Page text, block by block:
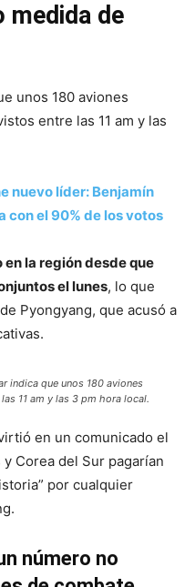
medida de
unos 180 aviones
entre las 11 am y las
nuevo líder: Benjamín
con el 90% de los votos
la región desde que
el lunes, lo que
Pyongyang, que acusó a
indica que unos 180 aviones
11 am y las 3 pm hora local.
en un comunicado el
Corea del Sur pagarían
por cualquier
número no